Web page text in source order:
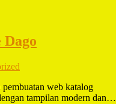
Dago
web katalog
tampilan modern dan…